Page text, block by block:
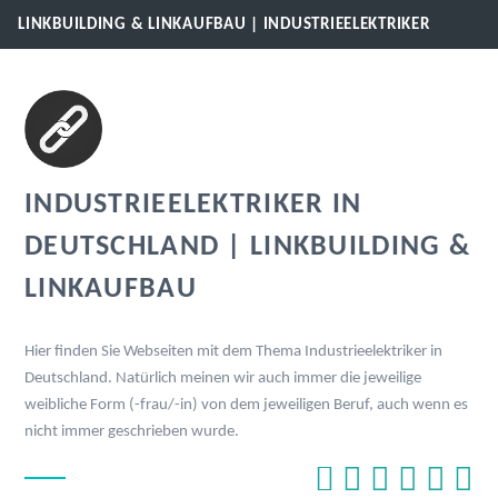
LINKBUILDING & LINKAUFBAU | INDUSTRIEELEKTRIKER
INDUSTRIEELEKTRIKER IN
DEUTSCHLAND | LINKBUILDING &
LINKAUFBAU
Hier finden Sie Webseiten mit dem Thema Industrieelektriker in
Deutschland. Natürlich meinen wir auch immer die jeweilige
weibliche Form (-frau/-in) von dem jeweiligen Beruf, auch wenn es
nicht immer geschrieben wurde.